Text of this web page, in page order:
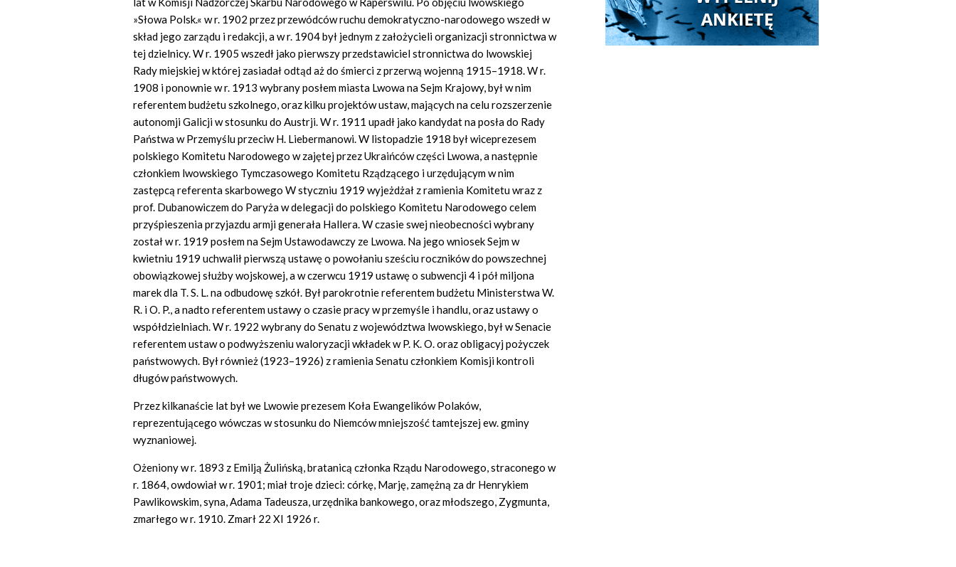
»Słowa Polsk.« w r. 1902 przez przewódców ruchu demokratyczno-narodowego wszedł w
skład jego zarządu i redakcji, a w r. 1904 był jednym z założycieli organizacji stronnictwa w
tej dzielnicy. W r. 1905 wszedł jako pierwszy przedstawiciel stronnictwa do lwowskiej
Rady miejskiej w której zasiadał odtąd aż do śmierci z przerwą wojenną 1915–1918. W r.
1908 i ponownie w r. 1913 wybrany posłem miasta Lwowa na Sejm Krajowy, był w nim
referentem budżetu szkolnego, oraz kilku projektów ustaw, mających na celu rozszerzenie
autonomji Galicji w stosunku do Austrji. W r. 1911 upadł jako kandydat na posła do Rady
Państwa w Przemyślu przeciw H. Liebermanowi. W listopadzie 1918 był wiceprezesem
polskiego Komitetu Narodowego w zajętej przez Ukraińców części Lwowa, a następnie
członkiem lwowskiego Tymczasowego Komitetu Rządzącego i urzędującym w nim
zastępcą referenta skarbowego W styczniu 1919 wyjeżdżał z ramienia Komitetu wraz z
prof. Dubanowiczem do Paryża w delegacji do polskiego Komitetu Narodowego celem
przyśpieszenia przyjazdu armji generała Hallera. W czasie swej nieobecności wybrany
został w r. 1919 posłem na Sejm Ustawodawczy ze Lwowa. Na jego wniosek Sejm w
kwietniu 1919 uchwalił pierwszą ustawę o powołaniu sześciu roczników do powszechnej
obowiązkowej służby wojskowej, a w czerwcu 1919 ustawę o subwencji 4 i pół miljona
marek dla T. S. L. na odbudowę szkół. Był parokrotnie referentem budżetu Ministerstwa W.
R. i O. P., a nadto referentem ustawy o czasie pracy w przemyśle i handlu, oraz ustawy o
współdzielniach. W r. 1922 wybrany do Senatu z województwa lwowskiego, był w Senacie
referentem ustaw o podwyższeniu waloryzacji wkładek w P. K. O. oraz obligacyj pożyczek
państwowych. Był również (1923–1926) z ramienia Senatu członkiem Komisji kontroli
długów państwowych.
Przez kilkanaście lat był we Lwowie prezesem Koła Ewangelików Polaków,
reprezentującego wówczas w stosunku do Niemców mniejszość tamtejszej ew. gminy
wyznaniowej.
Ożeniony w r. 1893 z Emilją Żulińską, bratanicą członka Rządu Narodowego, straconego w
r. 1864, owdowiał w r. 1901; miał troje dzieci: córkę, Marję, zamężną za dr Henrykiem
Pawlikowskim, syna, Adama Tadeusza, urzędnika bankowego, oraz młodszego, Zygmunta,
zmarłego w r. 1910. Zmarł 22 XI 1926 r.